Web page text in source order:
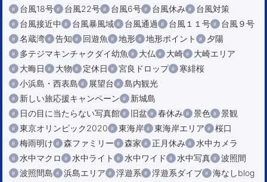
台風18号
台風22号 台風6号 台風休み
台風対策
台風接近中
台風暴風域 台風通過 台風１１号
台風９号
名蔵湾
告知 回遊魚 地形 地形ポイント
夕陽
多テジマキンチャクダイ幼魚
大仏 大崎
大崎エリア
大晦日
大物 定休日 宮良ドロップ
寒緋桜
小浜島・西表島
展望台
島内観光
新しい旅応援キャンペーン
新城島
日の目に当たらない写真館
旧盆 春休み 景色
景観
東京オリンピック2020
東海岸 東海岸エリア
桜口
梅雨明け
森ファミリー 森家 正月休み
水中カメラ
水中マクロ
水中ライト 水中ワイド 水中写真
波照間
波照間島
浜島エリア 浮遊系 浮遊系ダイブ
海なしblog